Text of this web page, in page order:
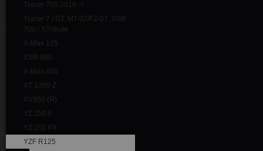
Tracer 700 2016 ->
Tracer 7 / GT, MT-07/FZ-07, XSR
700 / XTribute
X-Max 125
XSR 900
X-Max 400
XT 1200 Z
XV950 (R)
YZ 250 F
YZ 250 FX
YZF R125